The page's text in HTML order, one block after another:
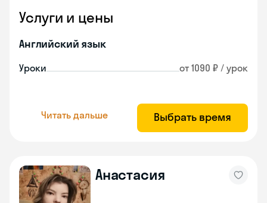
Услуги и цены
Английский язык
Уроки от 1090 ₽ / урок
Читать дальше Выбрать время
Анастасия